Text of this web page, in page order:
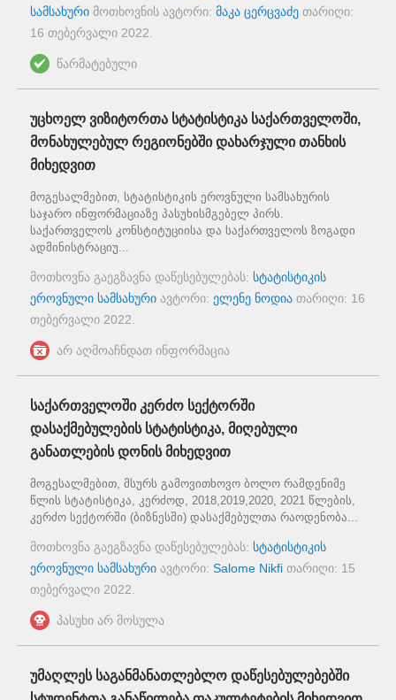
სამსახური მოთხოვნის ავტორი: მაკა ცერცვაძე თარიღი:
16 თებერვალი 2022
წარმატებული
უცხოელ ვიზიტორთა სტატისტიკა საქართველოში,
მონახულებულ რეგიონებში დახარჯული თანხის
მიხედვით
მოგესალმებით, სტატისტიკის ეროვნული სამსახურის
საჯარო ინფორმაციაზე პასუხისმგებელ პირს.
საქართველოს კონსტიტუციისა და საქართველოს ზოგადი
ადმინისტრაციუ...
მოთხოვნა გაეგზავნა დაწესებულებას: სტატისტიკის
ეროვნული სამსახური ავტორი: ელენე ნოდია თარიღი: 16
თებერვალი 2022
არ აღმოაჩნდათ ინფორმაცია
საქართველოში კერძო სექტორში
დასაქმებულების სტატისტიკა, მიღებული
განათლების დონის მიხედვით
მოგესალმებით, მსურს გამოვითხოვო ბოლო რამდენიმე
წლის სტატისტიკა, კერძოდ, 2018,2019,2020, 2021 წლების,
კერძო სექტორში (ბიზნესში) დასაქმებულთა რაოდენობა...
მოთხოვნა გაეგზავნა დაწესებულებას: სტატისტიკის
ეროვნული სამსახური ავტორი: Salome Nikfi თარიღი: 15
თებერვალი 2022
პასუხი არ მოსულა
უმაღლეს საგანმანათლებლო დაწესებულებებში